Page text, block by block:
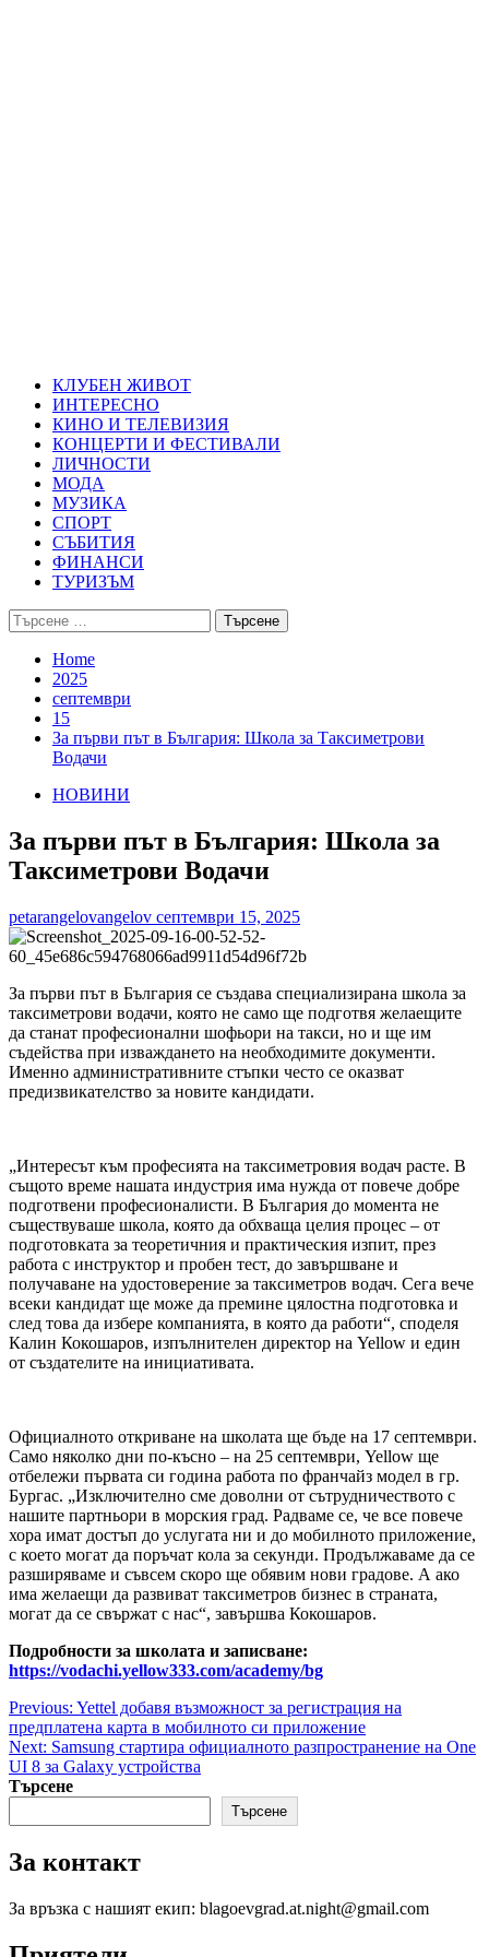
КЛУБЕН ЖИВОТ
ИНТЕРЕСНО
КИНО И ТЕЛЕВИЗИЯ
КОНЦЕРТИ И ФЕСТИВАЛИ
ЛИЧНОСТИ
МОДА
МУЗИКА
СПОРТ
СЪБИТИЯ
ФИНАНСИ
ТУРИЗЪМ
Търсене
за:
Home
2025
септември
15
За първи път в България: Школа за Таксиметрови
Водачи
НОВИНИ
За първи път в България: Школа за
Таксиметрови Водачи
petarangelovangelov септември 15, 2025
За първи път в България се създава специализирана школа за
таксиметрови водачи, която не само ще подготвя желаещите
да станат професионални шофьори на такси, но и ще им
съдейства при изваждането на необходимите документи.
Именно административните стъпки често се оказват
предизвикателство за новите кандидати.
„Интересът към професията на таксиметровия водач расте. В
същото време нашата индустрия има нужда от повече добре
подготвени професионалисти. В България до момента не
съществуваше школа, която да обхваща целия процес – от
подготовката за теоретичния и практическия изпит, през
работа с инструктор и пробен тест, до завършване и
получаване на удостоверение за таксиметров водач. Сега вече
всеки кандидат ще може да премине цялостна подготовка и
след това да избере компанията, в която да работи“, споделя
Калин Кокошаров, изпълнителен директор на Yellow и един
от създателите на инициативата.
Официалното откриване на школата ще бъде на 17 септември.
Само няколко дни по-късно – на 25 септември, Yellow ще
отбележи първата си година работа по франчайз модел в гр.
Бургас. „Изключително сме доволни от сътрудничеството с
нашите партньори в морския град. Радваме се, че все повече
хора имат достъп до услугата ни и до мобилното приложение,
с което могат да поръчат кола за секунди. Продължаваме да се
разширяваме и съвсем скоро ще обявим нови градове. А ако
има желаещи да развиват таксиметров бизнес в страната,
могат да се свържат с нас“, завършва Кокошаров.
Подробности за школата и записване:
https://vodachi.yellow333.com/academy/bg
Post
navigation
Previous: Yettel добавя възможност за регистрация на
предплатена карта в мобилното си приложение
Next: Samsung стартира официалното разпространение на One
UI 8 за Galaxy устройства
Търсене
Търсене
За контакт
За връзка с нашият екип: blagoevgrad.at.night@gmail.com